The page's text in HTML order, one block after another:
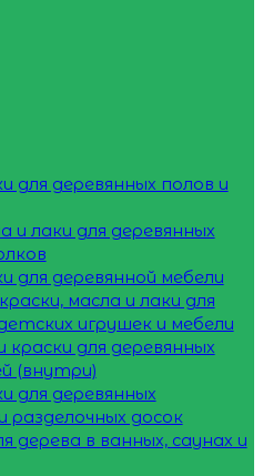
для деревянных полов и
и лаки для деревянных
для деревянной мебели
масла и лаки для
игрушек и мебели
краски для деревянных
(внутри)
для деревянных
разделочных досок
дерева в ванных, саунах и